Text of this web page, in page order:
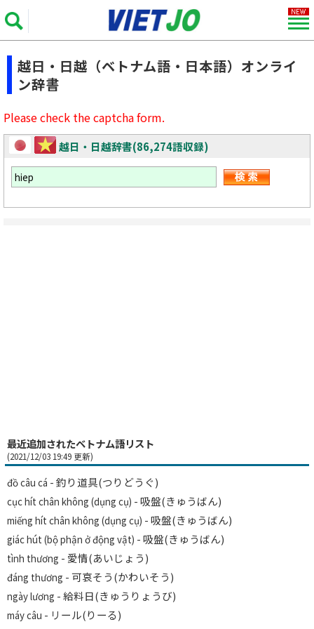
越日・日越（ベトナム語・日本語）オンライ
ン辞書
Please check the captcha form.
越日・日越辞書(86,274語収録)
最近追加されたベトナム語リスト
(2021/12/03 19:49 更新)
đồ câu cá - 釣り道具(つりどうぐ)
cục hít chân không (dụng cụ) - 吸盤(きゅうばん)
miếng hít chân không (dụng cụ) - 吸盤(きゅうばん)
giác hút (bộ phận ở động vật) - 吸盤(きゅうばん)
tình thương - 愛情(あいじょう)
đáng thương - 可哀そう(かわいそう)
ngày lương - 給料日(きゅうりょうび)
máy câu - リール(りーる)